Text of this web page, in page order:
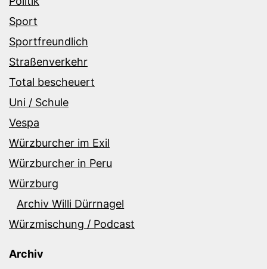
Sport
Sportfreundlich
Straßenverkehr
Total bescheuert
Uni / Schule
Vespa
Würzburcher im Exil
Würzburcher in Peru
Würzburg
Archiv Willi Dürrnagel
Würzmischung / Podcast
Archiv